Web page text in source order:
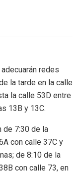
redes
la tarde en la calle
la calle 53D entre
13B y 13C.
de 7:30 de la
con calle 37C y
de 8:10 de la
con calle 73, en